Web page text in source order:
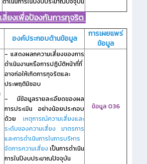
สี่ยงเพื่อป้องกันการทุจริต
องค์ประกอบด้านข้อมูล
การเผยแพร่
ข้อมูล
- แสดงผลกความเสี่ยงของการ
ดำเนินงานหรือการปฏิบัติหน้าที่ที่
อาจก่อให้เกิดการทุจริตและ
ประพฤติมิชอบ
- มีข้อมูลรายละเอียดของผล
การประเมิน อย่างน้อยประกอบ
ด้วย เหตุการณ์ความเสี่ยงและ
ระดับของความเสี่ยง มาตรการ
และการดำเนินการในการบริหาร
จัดการความเสี่ยง เป็นการดำเนิน
การในปีงบประมาณปัจจุบัน
ข้อมูล O36